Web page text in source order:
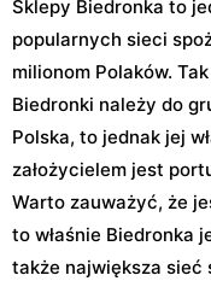
Sklepy Biedronka to
popularnych sieci
milionom Polaków.
Biedronki należy do
Polska, to jednak jej
założycielem jest
Warto zauważyć, że
to właśnie Biedronka
także największa sieć